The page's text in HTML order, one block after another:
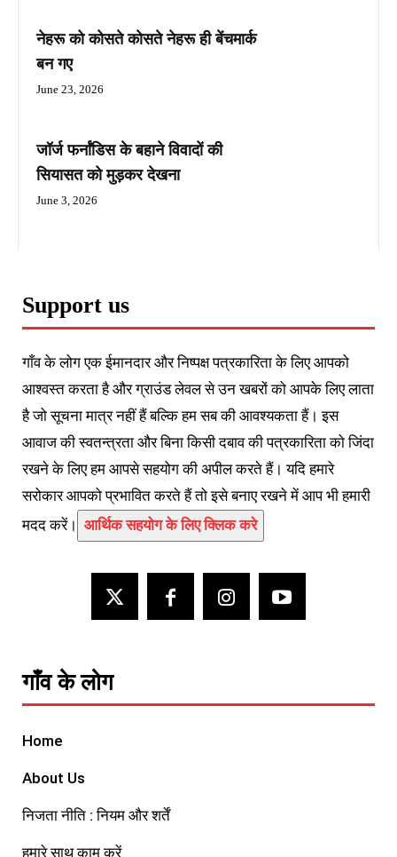
नेहरू को कोसते कोसते नेहरू ही बेंचमार्क
बन गए
June 23, 2026
जॉर्ज फर्नांडिस के बहाने विवादों की
सियासत को मुड़कर देखना
June 3, 2026
Support us
गाँव के लोग एक ईमानदार और निष्पक्ष पत्रकारिता के लिए आपको
आश्वस्त करता है और ग्राउंड लेवल से उन खबरों को आपके लिए लाता
है जो सूचना मात्र नहीं हैं बल्कि हम सब की आवश्यकता हैं। इस
आवाज की स्वतन्त्रता और बिना किसी दबाव की पत्रकारिता को जिंदा
रखने के लिए हम आपसे सहयोग की अपील करते हैं। यदि हमारे
सरोकार आपको प्रभावित करते हैं तो इसे बनाए रखने में आप भी हमारी
मदद करें। आर्थिक सहयोग के लिए क्लिक करे
गाँव के लोग
Home
About Us
निजता नीति : नियम और शर्तें
हमारे साथ काम करें